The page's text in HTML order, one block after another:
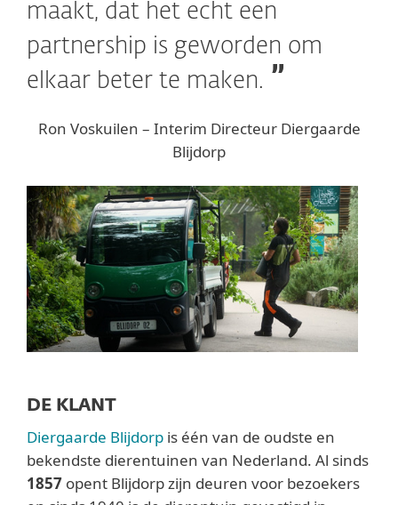
maakt, dat het echt een
partnership is geworden om
elkaar beter te maken.
Ron Voskuilen – Interim Directeur Diergaarde
Blijdorp
DE KLANT
Diergaarde Blijdorp is één van de oudste en
bekendste dierentuinen van Nederland. Al sinds
1857 opent Blijdorp zijn deuren voor bezoekers